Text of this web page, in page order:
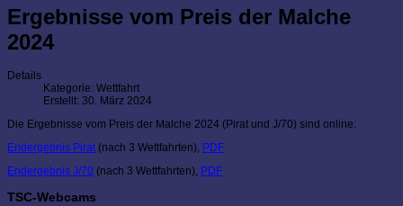
Ergebnisse vom Preis der Malche
2024
Details
Kategorie: Wettfahrt
Erstellt: 30. März 2024
Die Ergebnisse vom Preis der Malche 2024 (Pirat und J/70) sind online:
Endergebnis Pirat(nach 3 Wettfahrten), PDF
Endergebnis J/70 (nach 3 Wettfahrten), PDF
TSC-Webcams